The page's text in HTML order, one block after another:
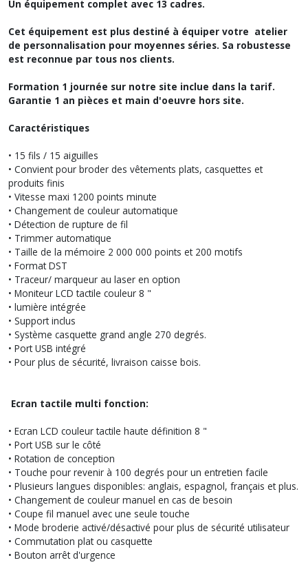
Un équipement complet avec 13 cadres.
Cet équipement est plus destiné à équiper votre atelier
de personnalisation pour moyennes séries. Sa robustesse
est reconnue par tous nos clients.
Formation 1 journée sur notre site inclue dans la tarif.
Garantie 1 an pièces et main d'oeuvre hors site.
Caractéristiques
• 15 fils / 15 aiguilles
• Convient pour broder des vêtements plats, casquettes et
produits finis
• Vitesse maxi 1200 points minute
• Changement de couleur automatique
• Détection de rupture de fil
• Trimmer automatique
• Taille de la mémoire 2 000 000 points et 200 motifs
• Format DST
• Traceur/ marqueur au laser en option
• Moniteur LCD tactile couleur 8 "
• lumière intégrée
• Support inclus
• Système casquette grand angle 270 degrés.
• Port USB intégré
• Pour plus de sécurité, livraison caisse bois.
Ecran tactile multi fonction:
• Ecran LCD couleur tactile haute définition 8 "
• Port USB sur le côté
• Rotation de conception
• Touche pour revenir à 100 degrés pour un entretien facile
• Plusieurs langues disponibles: anglais, espagnol, français et plus.
• Changement de couleur manuel en cas de besoin
• Coupe fil manuel avec une seule touche
• Mode broderie activé/désactivé pour plus de sécurité utilisateur
• Commutation plat ou casquette
• Bouton arrêt d'urgence